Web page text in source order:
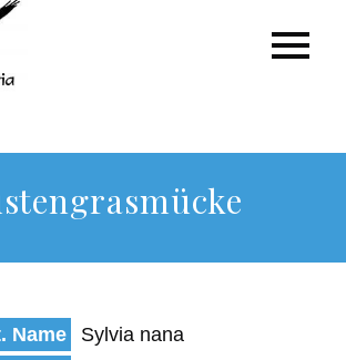
Name
Sylvia nana